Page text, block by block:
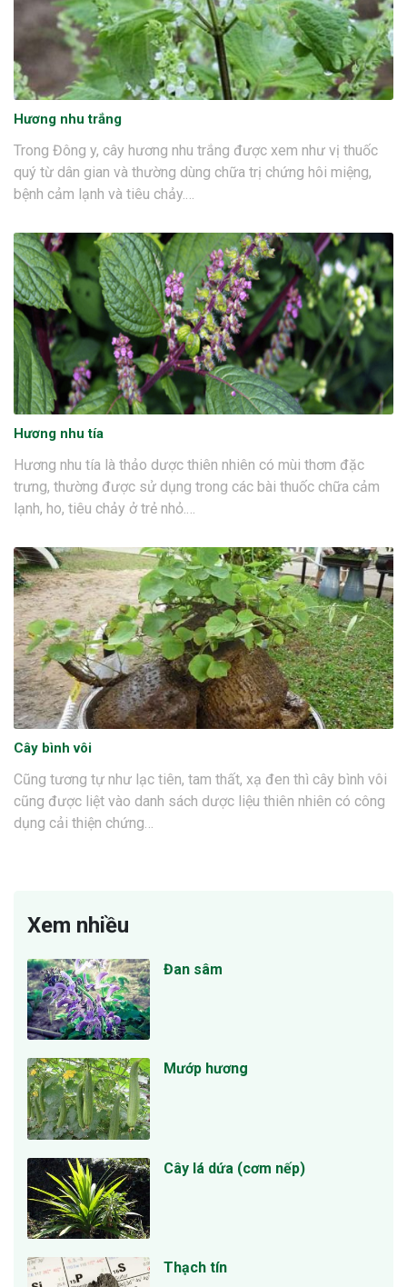
Hương nhu trắng
Trong Đông y, cây hương nhu trắng được xem như vị thuốc
quý từ dân gian và thường dùng chữa trị chứng hôi miệng,
bệnh cảm lạnh và tiêu chảy.…
Hương nhu tía
Hương nhu tía là thảo dược thiên nhiên có mùi thơm đặc
trưng, thường được sử dụng trong các bài thuốc chữa cảm
lạnh, ho, tiêu chảy ở trẻ nhỏ.…
Cây bình vôi
Cũng tương tự như lạc tiên, tam thất, xạ đen thì cây bình vôi
cũng được liệt vào danh sách dược liệu thiên nhiên có công
dụng cải thiện chứng…
Xem nhiều
Đan sâm
Mướp hương
Cây lá dứa (cơm nếp)
Thạch tín